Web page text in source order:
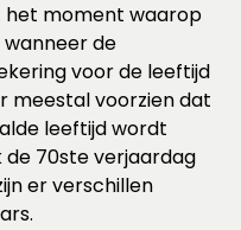
het moment waarop
de
voor de leeftijd
meestal voorzien dat
leeftijd wordt
de 70ste verjaardag
er verschillen